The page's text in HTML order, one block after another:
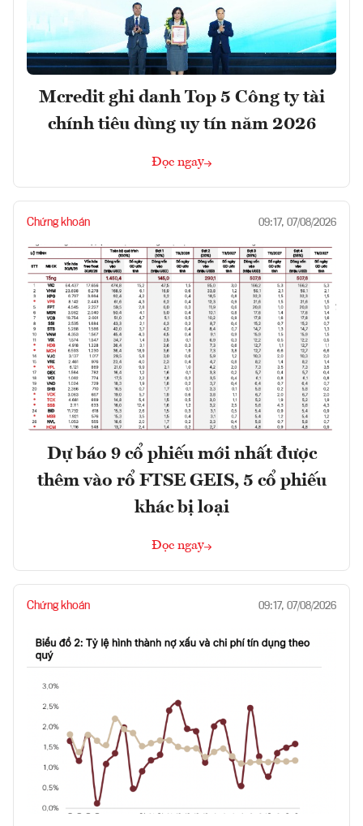
Mcredit ghi danh Top 5 Công ty tài
chính tiêu dùng uy tín năm 2026
Đọc ngay
Chứng khoán 09:17, 07/08/2026
Dự báo 9 cổ phiếu mới nhất được
thêm vào rổ FTSE GEIS, 5 cổ phiếu
khác bị loại
Đọc ngay
Chứng khoán 09:17, 07/08/2026